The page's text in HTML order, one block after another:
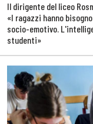
Il dirigente del liceo
«I ragazzi hanno
socio-emotivo.
studenti»